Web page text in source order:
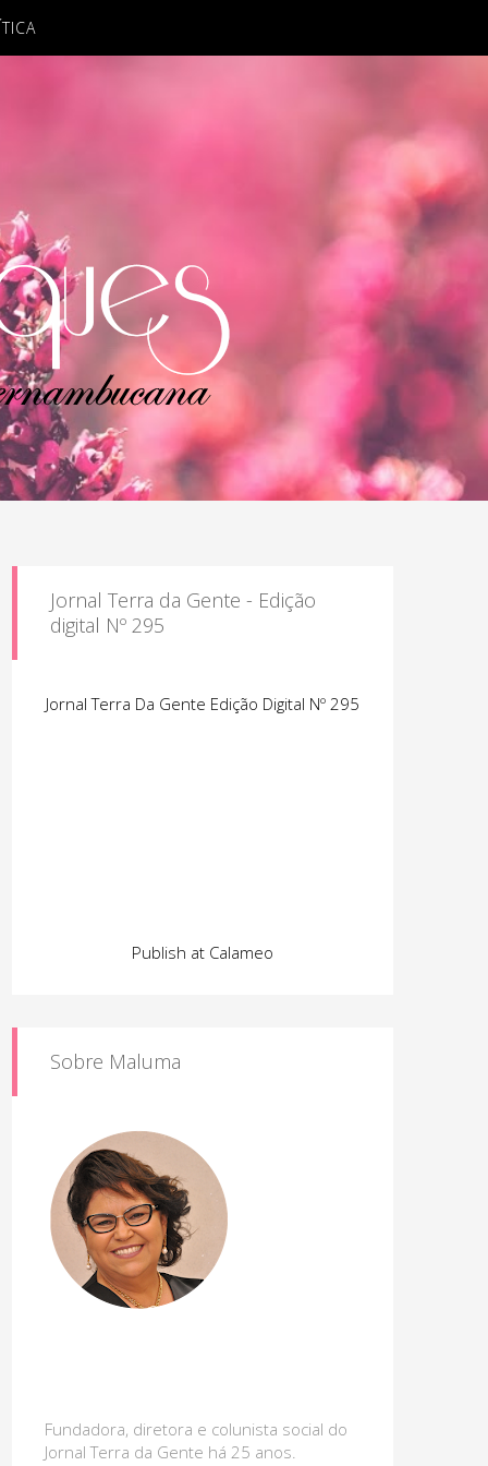
Jornal Terra da Gente - Edição
digital Nº 295
Jornal Terra Da Gente Edição Digital Nº 295
Publish at Calameo
Sobre Maluma
Fundadora, diretora e colunista social do
Jornal Terra da Gente há 25 anos.